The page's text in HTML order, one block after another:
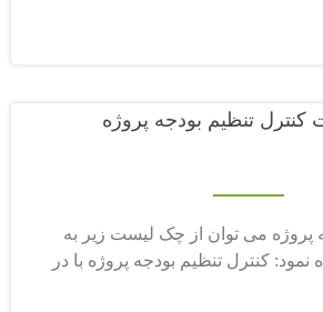
تنظیم بودجه پروژه
پروژه می توان از چک لیست زیر به
نمود: کنترل تنظیم بودجه پروژه با در